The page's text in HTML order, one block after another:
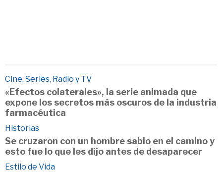
Cine, Series, Radio y TV
«Efectos colaterales», la serie animada que
expone los secretos más oscuros de la industria
farmacéutica
Historias
Se cruzaron con un hombre sabio en el camino y
esto fue lo que les dijo antes de desaparecer
Estilo de Vida